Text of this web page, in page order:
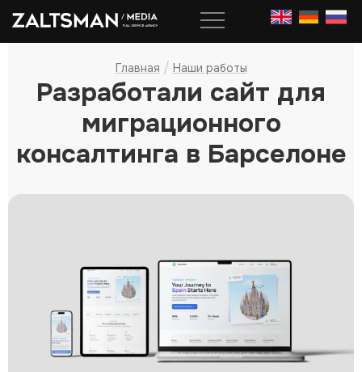
content
Главная / Наши работы
Разработали сайт для
миграционного
консалтинга в Барселоне